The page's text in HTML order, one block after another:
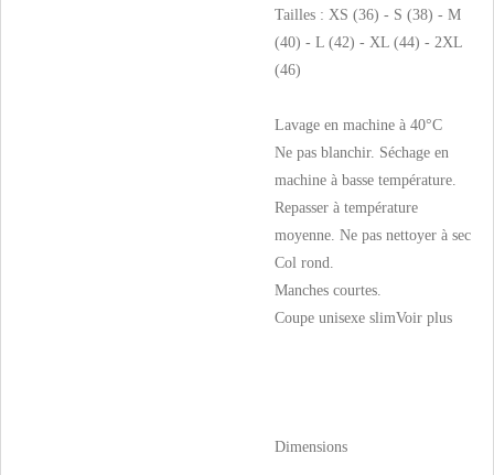
Tailles : XS (36) - S (38) - M
(40) - L (42) - XL (44) - 2XL
(46)
Lavage en machine à 40°C
Ne pas blanchir. Séchage en
machine à basse température.
Repasser à température
moyenne. Ne pas nettoyer à sec
Col rond.
Manches courtes.
Coupe unisexe slimVoir plus
Dimensions